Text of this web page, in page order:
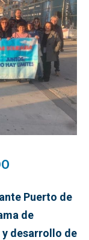
Puerto de
de
desarrollo de